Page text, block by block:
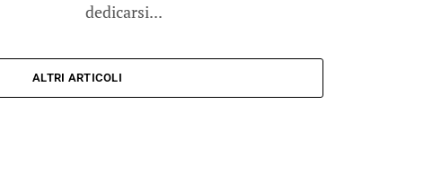
dedicarsi...
ALTRI ARTICOLI